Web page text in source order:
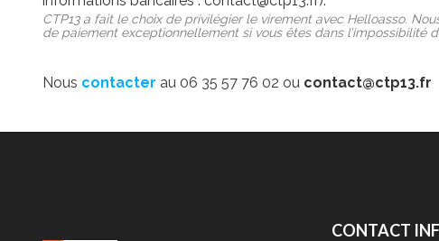
CTP13 a fait le choix de privilégier le virement avec Helloasso.
de paiement exceptionnellement si vous êtes dans l’impossibilité
Nous contacter au 06 35 57 76 02 ou contact@ctp13.fr
CONTACT